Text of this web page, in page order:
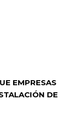
EMPRESAS
DE